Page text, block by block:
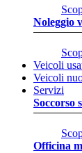
Noleggio
Veicoli
Veicoli
Servizi
Soccorso
Officina